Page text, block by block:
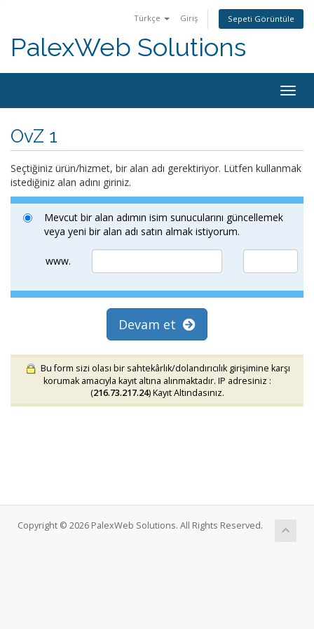
Türkçe Giriş Sepeti Görüntüle
PalexWeb Solutions
OvZ 1
Seçtiğiniz ürün/hizmet, bir alan adı gerektiriyor. Lütfen kullanmak
istediğiniz alan adını giriniz.
Mevcut bir alan adımın isim sunucularını güncellemek
veya yeni bir alan adı satın almak istiyorum.
www.
Devam et
Bu form sizi olası bir sahtekârlık/dolandırıcılık girişimine karşı
korumak amacıyla kayıt altına alınmaktadır. IP adresiniz :
(216.73.217.24) Kayıt Altındasınız.
Copyright © 2026 PalexWeb Solutions. All Rights Reserved.